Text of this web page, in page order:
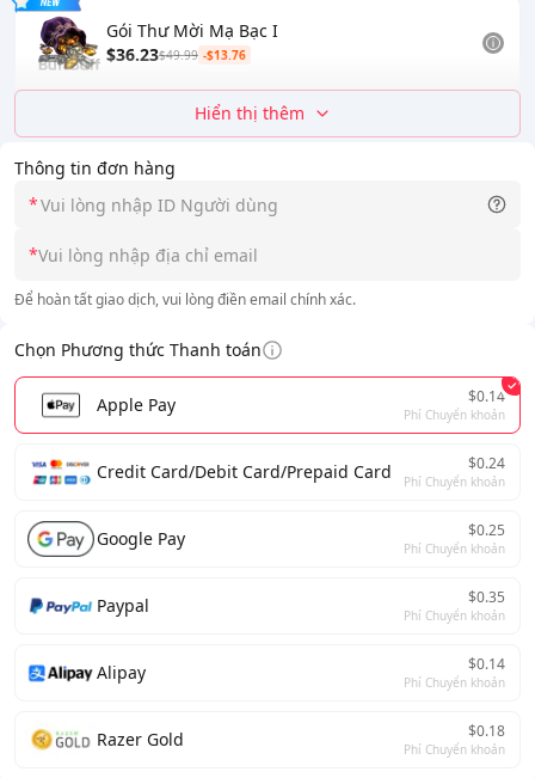
Thông tin đơn hàng
*
*
Để hoàn tất giao dịch, vui lòng điền email chính xác.
Chọn Phương thức Thanh toán
Apple Pay $0.14
Phí Chuyển khoản
Credit Card/Debit Card/Prepaid Card $0.24
Phí Chuyển khoản
Google Pay $0.25
Phí Chuyển khoản
Paypal $0.35
Phí Chuyển khoản
Alipay $0.14
Phí Chuyển khoản
Razer Gold $0.18
Phí Chuyển khoản
Gói Thư Mời Mạ Bạc I
$36.23$49.99 -$13.76
Hiển thị thêm